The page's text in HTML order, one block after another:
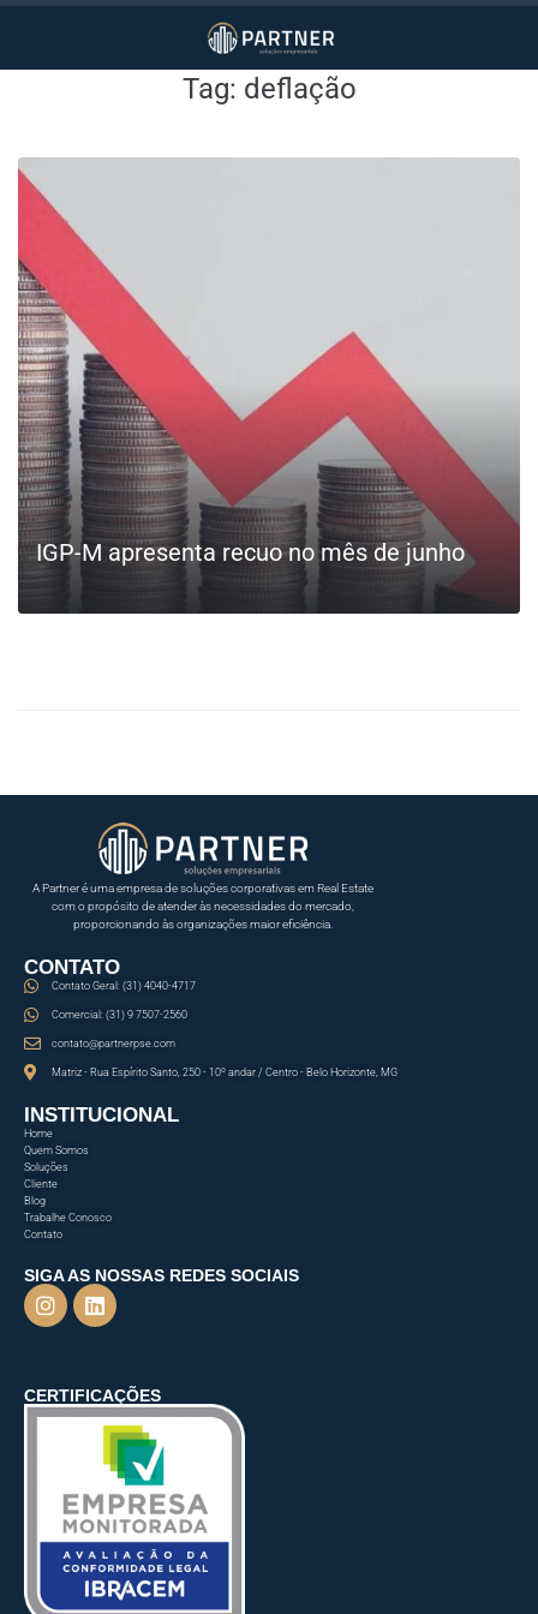
Tag: deflação
IGP-M apresenta recuo no mês de junho
A Partner é uma empresa de soluções corporativas em Real Estate
com o propósito de atender às necessidades do mercado,
proporcionando às organizações maior eficiência.
CONTATO
Contato Geral: (31) 4040-4717
Comercial: (31) 9 7507-2560
contato@partnerpse.com
Matriz - Rua Espírito Santo, 250 - 10º andar / Centro - Belo Horizonte, MG
INSTITUCIONAL
Home
Quem Somos
Soluções
Cliente
Blog
Trabalhe Conosco
Contato
SIGA AS NOSSAS REDES SOCIAIS
CERTIFICAÇÕES